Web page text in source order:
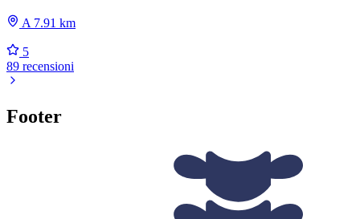
A 7.91 km
5
89 recensioni
Footer